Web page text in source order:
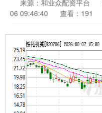
来源：和业众配资平台
06 09:46:40
查看：191